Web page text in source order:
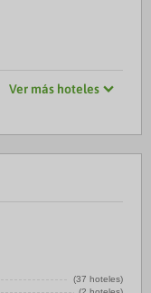
Ver más hoteles
(37 hoteles)